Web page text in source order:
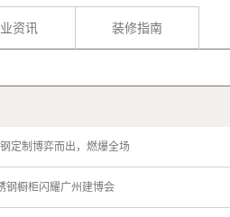
资讯 装修指南
定制博弈而出，燃爆全场
钢橱柜闪耀广州建博会